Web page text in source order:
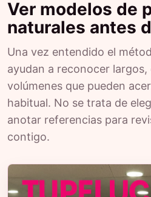
Ver modelos de
naturales antes
Una vez entendido el
ayudan a reconocer
volúmenes que pueden
habitual. No se trata de
anotar referencias para
contigo.